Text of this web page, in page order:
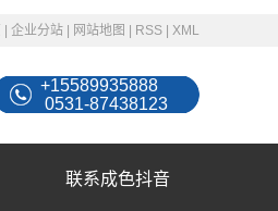
企业分站 网站地图 RSS XML
+15589935888
0531-87438123
联系成色抖音